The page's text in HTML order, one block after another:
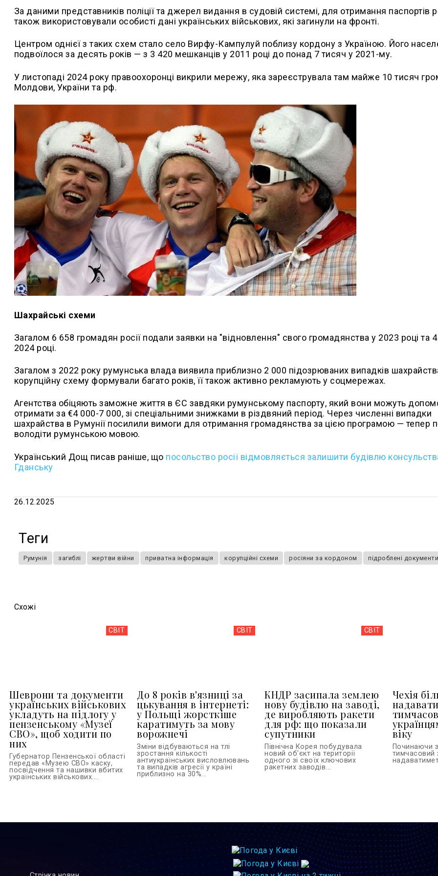
За даними представників поліції та джерел видання в судовій системі, для отримання паспортів
також використовували особисті дані українських військових, які загинули на фронті.
Центром однієї з таких схем стало село Вирфу-Кампулуй поблизу кордону з Україною. Його
подвоїлося за десять років — з 3 420 мешканців у 2011 році до понад 7 тисяч у 2021-му.
У листопаді 2024 року правоохоронці викрили мережу, яка зареєструвала там майже 10 тисяч
Молдови, України та рф.
Шахрайські схеми
Загалом 6 658 громадян росії подали заявки на "відновлення" свого громадянства у 2023 році та
2024 році.
Загалом з 2022 року румунська влада виявила приблизно 2 000 підозрюваних випадків
корупційну схему формували багато років, її також активно рекламують у соцмережах.
Агентства обіцяють заможне життя в ЄС завдяки румунському паспорту, який вони можуть
отримати за €4 000-7 000, зі спеціальними знижками в різдвяний період. Через численні випадки
шахрайства в Румунії посилили вимоги для отримання громадянства за цією програмою — тепер
володіти румунською мовою.
Український Дощ писав раніше, що посольство росії відмовляється залишити будівлю
Гданську
26.12.2025
Теги
Румунія загиблі жертви війни приватна інформація корупційні схеми росіяни за кордоном підроблені документи
Схожi
СВІТ
Шеврони та документи
українських військових
укладуть на підлогу у
пензенському «Музеї
СВО», щоб ходити по
них
Губернатор Пензенської області
передав «Музею СВО» каску,
посвідчення та нашивки вбитих
українських військових....
СВІТ
До 8 років в'язниці за
цькування в інтернеті:
у Польщі жорсткіше
каратимуть за мову
ворожнечі
Зміни відбуваються на тлі
зростання кількості
антиукраїнських висловлювань
та випадків агресії у країні
приблизно на 30%...
СВІТ
КНДР засипала землею
нову будівлю на заводі,
де виробляють ракети
для рф: що показали
супутники
Північна Корея побудувала
новий об'єкт на території
одного зі своїх ключових
ракетних заводів...
Чехія
віку
Починаючи
тимчасовий